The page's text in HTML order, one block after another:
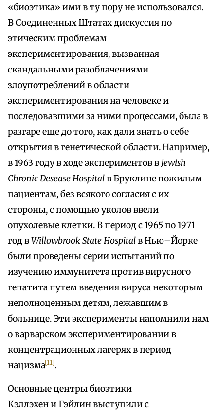
«биоэтика» ими в ту пору не использовался.
В Соединенных Штатах дискуссия по
этическим проблемам
экспериментирования, вызванная
скандальными разоблачениями
злоупотреблений в области
экспериментирования на человеке и
последовавшими за ними процессами, была в
разгаре еще до того, как дали знать о себе
открытия в генетической области. Например,
в 1963 году в ходе экспериментов в Jewish
Chronic Desease Hospitalв Бруклине пожилым
пациентам, без всякого согласия с их
стороны, с помощью уколов ввели
опухолевые клетки. В период с 1965 по 1971
год вWillowbrook State Hospitalв Нью–Йорке
были проведены серии испытаний по
изучению иммунитета против вирусного
гепатита путем введения вируса некоторым
неполноценным детям, лежавшим в
больнице. Эти эксперименты напомнили нам
о варварском экспериментировании в
концентрационных лагерях в период
нацизма[11].
Основные центры биоэтики
Кэллэхен и Гэйлин выступили с